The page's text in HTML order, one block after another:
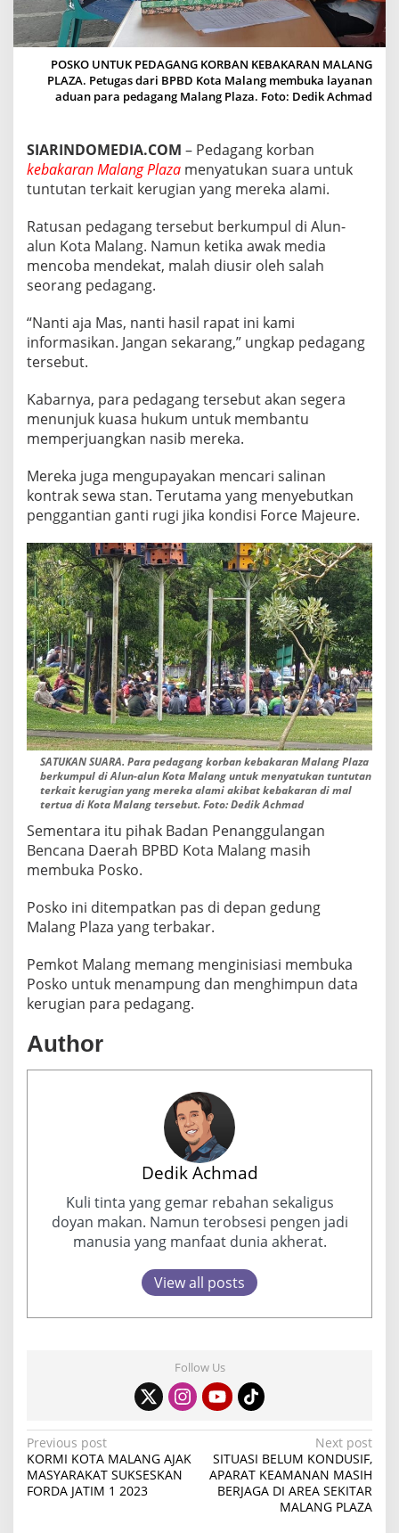
A
R
A
M
A
L
G
P
L
A
A
S
A
A
N
N
T
U
T
N
POSKO UNTUK PEDAGANG KORBAN KEBAKARAN MALANG
PLAZA. Petugas dari BPBD Kota Malang membuka layanan
aduan para pedagang Malang Plaza. Foto: Dedik Achmad
SIARINDOMEDIA.COM – Pedagang korban
kebakaran Malang Plaza menyatukan suara untuk
tuntutan terkait kerugian yang mereka alami.
Ratusan pedagang tersebut berkumpul di Alun-
alun Kota Malang. Namun ketika awak media
mencoba mendekat, malah diusir oleh salah
seorang pedagang.
“Nanti aja Mas, nanti hasil rapat ini kami
informasikan. Jangan sekarang,” ungkap pedagang
tersebut.
Kabarnya, para pedagang tersebut akan segera
menunjuk kuasa hukum untuk membantu
memperjuangkan nasib mereka.
Mereka juga mengupayakan mencari salinan
kontrak sewa stan. Terutama yang menyebutkan
penggantian ganti rugi jika kondisi Force Majeure.
SATUKAN SUARA. Para pedagang korban kebakaran Malang Plaza
berkumpul di Alun-alun Kota Malang untuk menyatukan tuntutan
terkait kerugian yang mereka alami akibat kebakaran di mal
tertua di Kota Malang tersebut. Foto: Dedik Achmad
Sementara itu pihak Badan Penanggulangan
Bencana Daerah BPBD Kota Malang masih
membuka Posko.
Posko ini ditempatkan pas di depan gedung
Malang Plaza yang terbakar.
Pemkot Malang memang menginisiasi membuka
Posko untuk menampung dan menghimpun data
kerugian para pedagang.
Author
Dedik Achmad
Kuli tinta yang gemar rebahan sekaligus
doyan makan. Namun terobsesi pengen jadi
manusia yang manfaat dunia akherat.
View all posts
Follow Us
P
o
s
Previous post
KORMI KOTA MALANG AJAK
MASYARAKAT SUKSESKAN
FORDA JATIM 1 2023
Next post
SITUASI BELUM KONDUSIF,
APARAT KEAMANAN MASIH
BERJAGA DI AREA SEKITAR
MALANG PLAZA